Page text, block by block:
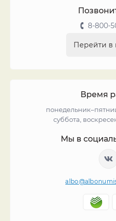
8-800-
Перейти в
Время
суббота,
Мы в